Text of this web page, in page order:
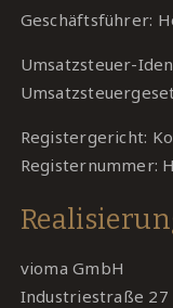
Geschäftsführer:
Umsatzsteuer-
Registergericht:
Registernummer:
vioma GmbH
Industriestraße 27